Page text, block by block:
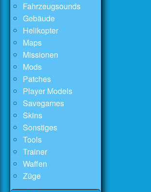
Fahrzeugsounds
Gebäude
Helikopter
Maps
Missionen
Mods
Patches
Player Models
Savegames
Skins
Sonstiges
Tools
Trainer
Waffen
Züge